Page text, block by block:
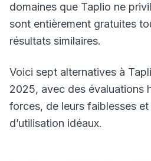
domaines que Taplio ne
sont entièrement gratuites
résultats similaires.
Voici sept alternatives à
2025, avec des évaluations
forces, de leurs faiblesses
d’utilisation idéaux.